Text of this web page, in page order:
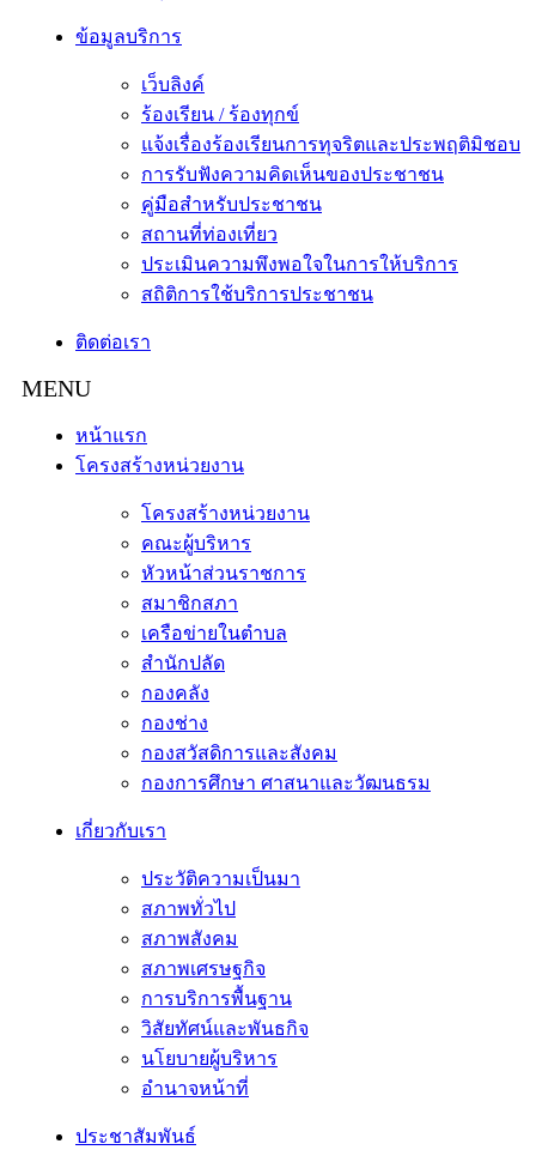
ข้อมูลบริการ
เว็บลิงค์
ร้องเรียน / ร้องทุกข์
แจ้งเรื่องร้องเรียนการทุจริตและประพฤติมิชอบ
การรับฟังความคิดเห็นของประชาชน
คู่มือสำหรับประชาชน
สถานที่ท่องเที่ยว
ประเมินความพึงพอใจในการให้บริการ
สถิติการใช้บริการประชาชน
ติดต่อเรา
หน้าแรก
โครงสร้างหน่วยงาน
โครงสร้างหน่วยงาน
คณะผู้บริหาร
หัวหน้าส่วนราชการ
สมาชิกสภา
เครือข่ายในตำบล
สำนักปลัด
กองคลัง
กองช่าง
กองสวัสดิการและสังคม
กองการศึกษา ศาสนาและวัฒนธรม
เกี่ยวกับเรา
ประวัติความเป็นมา
สภาพทั่วไป
สภาพสังคม
สภาพเศรษฐกิจ
การบริการพื้นฐาน
วิสัยทัศน์และพันธกิจ
นโยบายผู้บริหาร
อํานาจหน้าที่
ประชาสัมพันธ์